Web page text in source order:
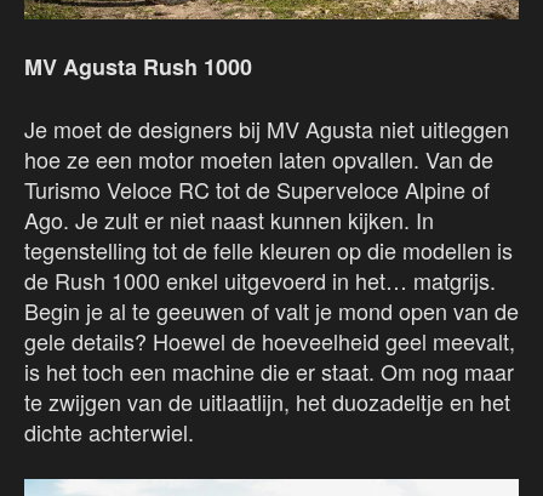
MV Agusta Rush 1000
Je moet de designers bij MV Agusta niet uitleggen
hoe ze een motor moeten laten opvallen. Van de
Turismo Veloce RC tot de Superveloce Alpine of
Ago. Je zult er niet naast kunnen kijken. In
tegenstelling tot de felle kleuren op die modellen is
de Rush 1000 enkel uitgevoerd in het… matgrijs.
Begin je al te geeuwen of valt je mond open van de
gele details? Hoewel de hoeveelheid geel meevalt,
is het toch een machine die er staat. Om nog maar
te zwijgen van de uitlaatlijn, het duozadeltje en het
dichte achterwiel.